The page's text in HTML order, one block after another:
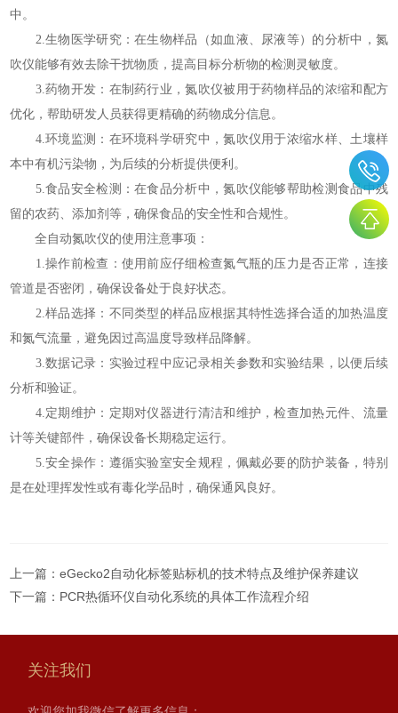
中。
2.生物医学研究：在生物样品（如血液、尿液等）的分析中，氮
吹仪能够有效去除干扰物质，提高目标分析物的检测灵敏度。
3.药物开发：在制药行业，氮吹仪被用于药物样品的浓缩和配方
优化，帮助研发人员获得更精确的药物成分信息。
4.环境监测：在环境科学研究中，氮吹仪用于浓缩水样、土壤样
本中有机污染物，为后续的分析提供便利。
5.食品安全检测：在食品分析中，氮吹仪能够帮助检测食品中残
留的农药、添加剂等，确保食品的安全性和合规性。
全自动氮吹仪的使用注意事项：
1.操作前检查：使用前应仔细检查氮气瓶的压力是否正常，连接
管道是否密闭，确保设备处于良好状态。
2.样品选择：不同类型的样品应根据其特性选择合适的加热温度
和氮气流量，避免因过高温度导致样品降解。
3.数据记录：实验过程中应记录相关参数和实验结果，以便后续
分析和验证。
4.定期维护：定期对仪器进行清洁和维护，检查加热元件、流量
计等关键部件，确保设备长期稳定运行。
5.安全操作：遵循实验室安全规程，佩戴必要的防护装备，特别
是在处理挥发性或有毒化学品时，确保通风良好。
上一篇：eGecko2自动化标签贴标机的技术特点及维护保养建议
下一篇： PCR热循环仪自动化系统的具体工作流程介绍
关注我们